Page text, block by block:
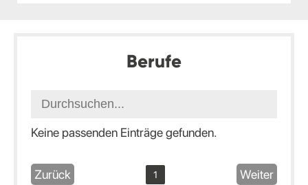
Berufe
Keine passenden Einträge gefunden.
Zurück 1 Weiter